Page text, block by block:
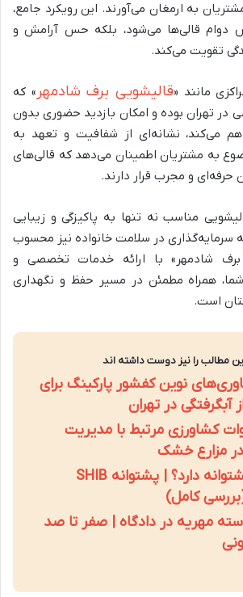
به ارمغان می‌آورند. این رویکرد جامع،
دوام قالی‌ها می‌شود، بلکه حس آرامش و
تقویت می‌کند.
مانند «قالیشویی برف شادمهر » که
در تهران بوده و امکان بازدید حضوری بدون
می‌کند، نشانه‌ای از شفافیت و تعهد به
به مشتریان اطمینان می‌دهد که قالی‌های
حرفه‌ای و مجرب قرار دارند.
مناسب نه تنها به پاکیزگی و زیبایی
سرمایه‌گذاری در سلامت خانواده نیز محسوب
برف شادمهر» با ارائه خدمات تخصصی و
همراه مطمئن در مسیر حفظ و نگهداری
است.
مطالب را نیز دوست داشته اند
نوین کفشور پارکینگ برای
آبگرفتگی در تهران
کشاورزی مرتبط با مدیریت
مزارع خشک
آیا شیبا پشتوانه دارد؟ | پشتوانه SHIB
کامل)
مهریه در دادگاه | صفر تا صد